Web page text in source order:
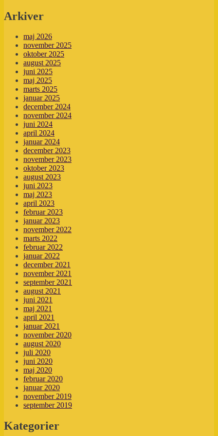
Arkiver
maj 2026
november 2025
oktober 2025
august 2025
juni 2025
maj 2025
marts 2025
januar 2025
december 2024
november 2024
juni 2024
april 2024
januar 2024
december 2023
november 2023
oktober 2023
august 2023
juni 2023
maj 2023
april 2023
februar 2023
januar 2023
november 2022
marts 2022
februar 2022
januar 2022
december 2021
november 2021
september 2021
august 2021
juni 2021
maj 2021
april 2021
januar 2021
november 2020
august 2020
juli 2020
juni 2020
maj 2020
februar 2020
januar 2020
november 2019
september 2019
Kategorier